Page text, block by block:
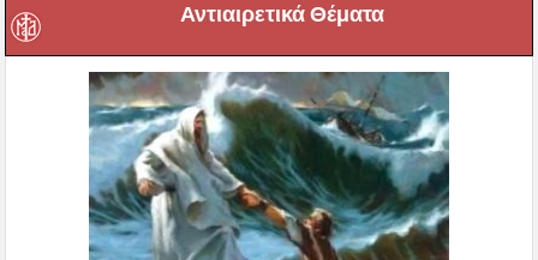
Αντιαιρετικά Θέματα